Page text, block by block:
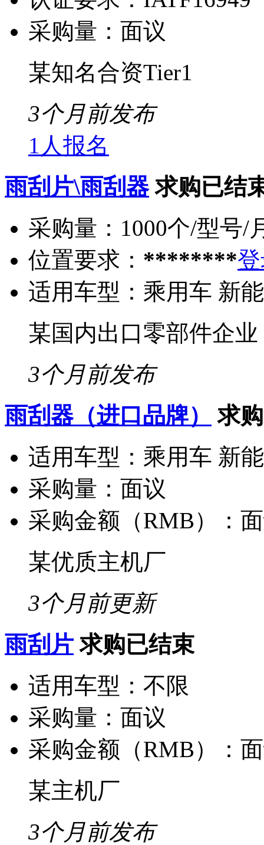
采购量： 面议
某知名合资Tier1
3个月前发布
1人报名
雨刮片\雨刮器 求购已结
采购量： 1000个/型号/
位置要求： ********
适用车型： 乘用车 新
某国内出口零部件企业
3个月前发布
雨刮器（进口品牌）
求
适用车型： 乘用车 新
采购量： 面议
采购金额（RMB）：
某优质主机厂
3个月前更新
雨刮片 求购已结束
适用车型： 不限
采购量： 面议
采购金额（RMB）：
某主机厂
3个月前发布